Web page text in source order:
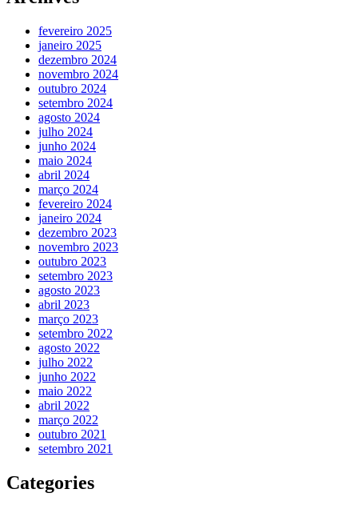
fevereiro 2025
janeiro 2025
dezembro 2024
novembro 2024
outubro 2024
setembro 2024
agosto 2024
julho 2024
junho 2024
maio 2024
abril 2024
março 2024
fevereiro 2024
janeiro 2024
dezembro 2023
novembro 2023
outubro 2023
setembro 2023
agosto 2023
abril 2023
março 2023
setembro 2022
agosto 2022
julho 2022
junho 2022
maio 2022
abril 2022
março 2022
outubro 2021
setembro 2021
Categories